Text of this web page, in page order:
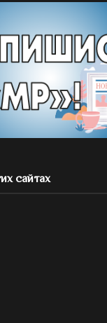
сайтах